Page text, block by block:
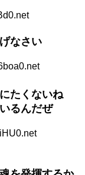
なさい
たくないね
るんだぜ